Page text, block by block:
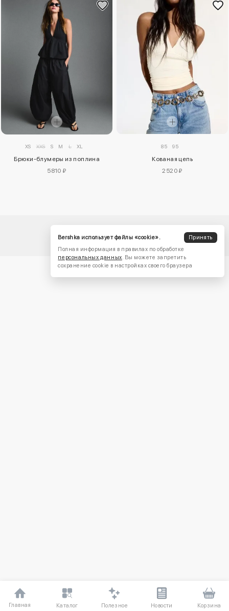
XS XXS S M L XL
Брюки-блумеры из поплина
5810 ₽
85 95
Кованая цепь
2520 ₽
Главная Каталог Полезное Новости Корзина
Bershka использует файлы «cookie».
Принять
Полная информация в правилах по обработке
персональных данных. Вы можете запретить
сохранение cookie в настройках своего браузера